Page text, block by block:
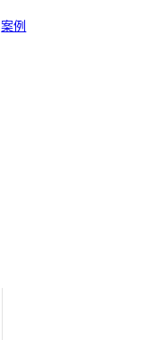
案例